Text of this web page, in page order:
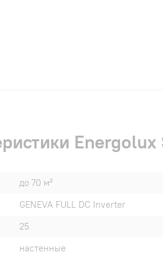
до 70 м²
GENEVA FULL DC Inverter
25
настенные